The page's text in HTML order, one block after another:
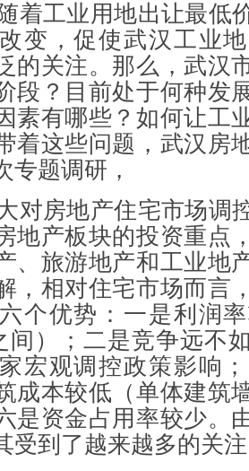
着工业用地出让最低
变，促使武汉工业
的关注。那么，武汉
段？目前处于何种发
素有哪些？如何让工
着这些问题，武汉房
专题调研，
对房地产住宅市场调
地产板块的投资重点
、旅游地产和工业地
，相对住宅市场而言
个优势：一是利润
间）；二是竞争远不
宏观调控政策影响
成本较低（单体建筑
是资金占用率较少。
受到了越来越多的关